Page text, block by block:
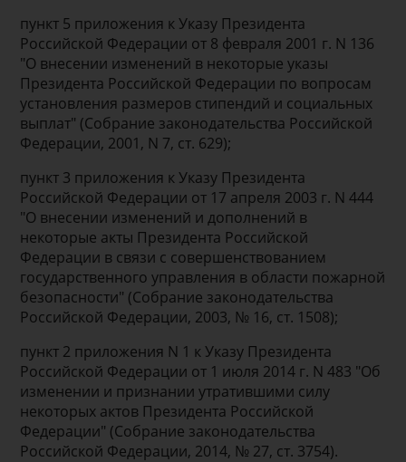
пункт 5 приложения к Указу Президента
Российской Федерации от 8 февраля 2001 г. N 136
"О внесении изменений в некоторые указы
Президента Российской Федерации по вопросам
установления размеров стипендий и социальных
выплат" (Собрание законодательства Российской
Федерации, 2001, N 7, ст. 629);
пункт 3 приложения к Указу Президента
Российской Федерации от 17 апреля 2003 г. N 444
"О внесении изменений и дополнений в
некоторые акты Президента Российской
Федерации в связи с совершенствованием
государственного управления в области пожарной
безопасности" (Собрание законодательства
Российской Федерации, 2003, № 16, ст. 1508);
пункт 2 приложения N 1 к Указу Президента
Российской Федерации от 1 июля 2014 г. N 483 "Об
изменении и признании утратившими силу
некоторых актов Президента Российской
Федерации" (Собрание законодательства
Российской Федерации, 2014, № 27, ст. 3754).